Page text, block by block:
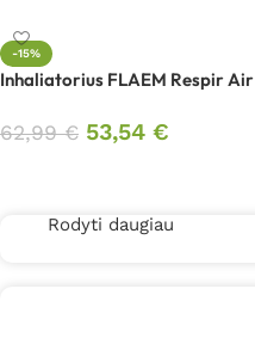
-15%
Inhaliatorius FLAEM Respir Air
62,99€ 53,54 €
Rodyti daugiau